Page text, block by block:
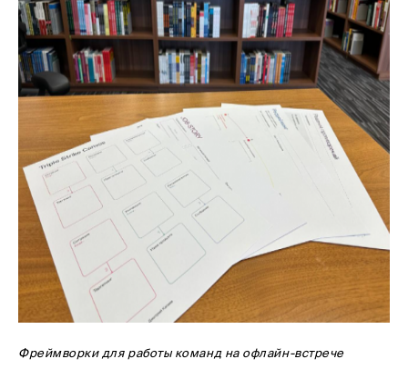
Фреймворки для работы команд на офлайн-встрече